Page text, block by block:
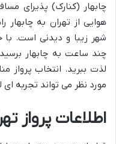
چابهار (کنارک) پذیرای
هوایی از تهران به
شهر زیبا و دیدنی است. با
چند ساعت به چابهار
لذت ببرید. انتخاب پرواز
مورد نظر می تواند تجربه
اطلاعات پرواز